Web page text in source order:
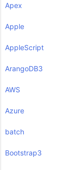
Apex
Apple
AppleScript
ArangoDB3
AWS
Azure
batch
Bootstrap3